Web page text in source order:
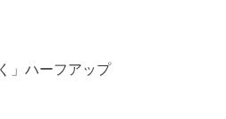
」ハーフアップ